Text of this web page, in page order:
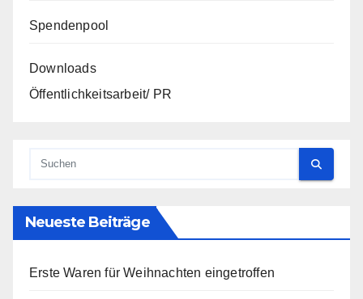
Spendenpool
Downloads
Öffentlichkeitsarbeit/ PR
Neueste Beiträge
Erste Waren für Weihnachten eingetroffen